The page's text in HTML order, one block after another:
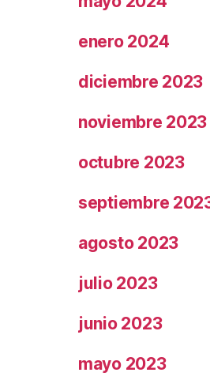
enero 2024
diciembre 2023
noviembre 2023
octubre 2023
septiembre
agosto 2023
julio 2023
junio 2023
mayo 2023